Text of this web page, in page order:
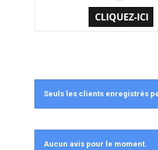
Seuls les clients enregistrés
Aucun avis pour le moment.